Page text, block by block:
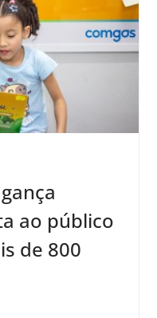
ao público
de 800